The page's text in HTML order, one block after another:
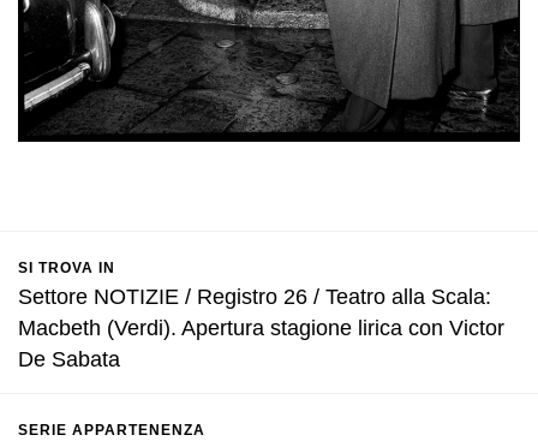
SI TROVA IN
Settore NOTIZIE / Registro 26 / Teatro alla Scala:
Macbeth (Verdi). Apertura stagione lirica con Victor
De Sabata
SERIE APPARTENENZA